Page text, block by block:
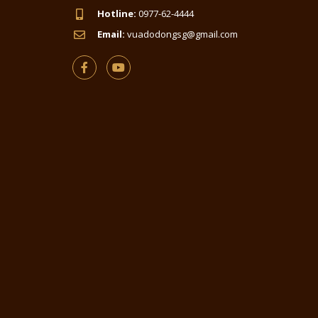
Hotline: 0977-62-4444
Email: vuadodongsg@gmail.com